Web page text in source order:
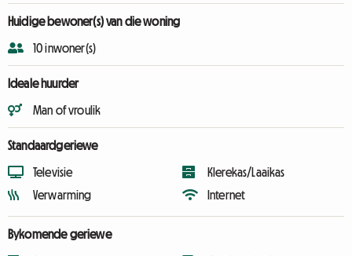
Huidige bewoner(s) van die woning
10 inwoner(s)
Ideale huurder
Man of vroulik
Standaardgeriewe
Televisie
Verwarming
Klerekas/Laaikas
Internet
Bykomende geriewe